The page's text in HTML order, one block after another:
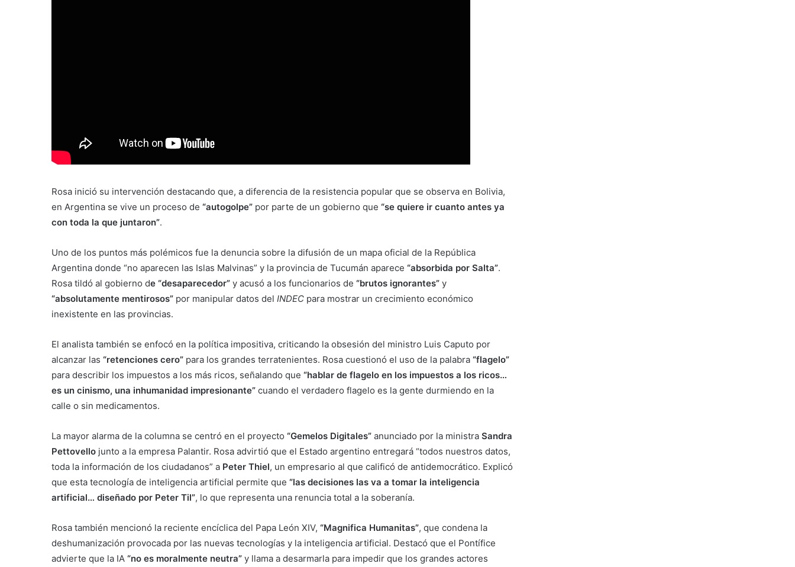
Rosa inició su intervención destacando que, a diferencia de la resistencia popular que se observa en Bolivia,
en Argentina se vive un proceso de “autogolpe” por parte de un gobierno que “se quiere ir cuanto antes ya
con toda la que juntaron”.
Uno de los puntos más polémicos fue la denuncia sobre la difusión de un mapa oficial de la República
Argentina donde “no aparecen las Islas Malvinas” y la provincia de Tucumán aparece “absorbida por Salta”.
Rosa tildó al gobierno de “desaparecedor” y acusó a los funcionarios de “brutos ignorantes” y
“absolutamente mentirosos” por manipular datos del INDEC para mostrar un crecimiento económico
inexistente en las provincias.
El analista también se enfocó en la política impositiva, criticando la obsesión del ministro Luis Caputo por
alcanzar las “retenciones cero” para los grandes terratenientes. Rosa cuestionó el uso de la palabra “flagelo”
para describir los impuestos a los más ricos, señalando que “hablar de flagelo en los impuestos a los ricos…
es un cinismo, una inhumanidad impresionante” cuando el verdadero flagelo es la gente durmiendo en la
calle o sin medicamentos.
La mayor alarma de la columna se centró en el proyecto “Gemelos Digitales” anunciado por la ministra Sandra
Pettovello junto a la empresa Palantir. Rosa advirtió que el Estado argentino entregará “todos nuestros datos,
toda la información de los ciudadanos” a Peter Thiel, un empresario al que calificó de antidemocrático. Explicó
que esta tecnología de inteligencia artificial permite que “las decisiones las va a tomar la inteligencia
artificial… diseñado por Peter Til”, lo que representa una renuncia total a la soberanía.
Rosa también mencionó la reciente encíclica del Papa León XIV, “Magnifica Humanitas”, que condena la
deshumanización provocada por las nuevas tecnologías y la inteligencia artificial. Destacó que el Pontífice
advierte que la IA “no es moralmente neutra” y llama a desarmarla para impedir que los grandes actores